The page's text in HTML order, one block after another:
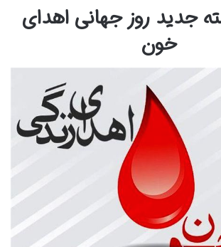
جدید روز جهانی اهدای
خون